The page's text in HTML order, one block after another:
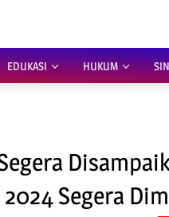
EDUKASI HUKUM
Segera